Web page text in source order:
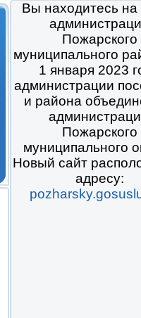
Вы находитесь на
Пожарского
муниципального
1 января 2023
администрации
и района
Пожарского
муниципального
Новый сайт
адресу: